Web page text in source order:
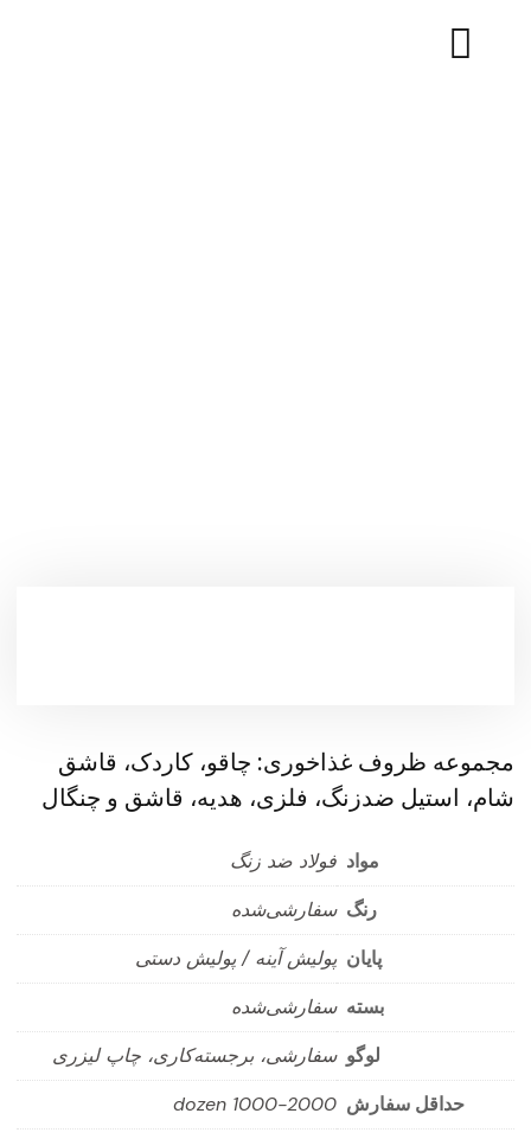
مجموعه ظروف غذاخوری: چاقو، کاردک، قاشق
شام، استیل ضدزنگ، فلزی، هدیه، قاشق و چنگال
مواد فولاد ضد زنگ
رنگ سفارشی‌شده
پایان پولیش آینه / پولیش دستی
بسته سفارشی‌شده
لوگو سفارشی، برجسته‌کاری، چاپ لیزری
حداقل سفارش 1000-2000 dozen